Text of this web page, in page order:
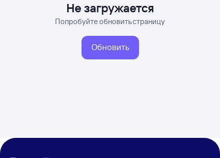
Не загружается
Попробуйте обновить страницу
Обновить